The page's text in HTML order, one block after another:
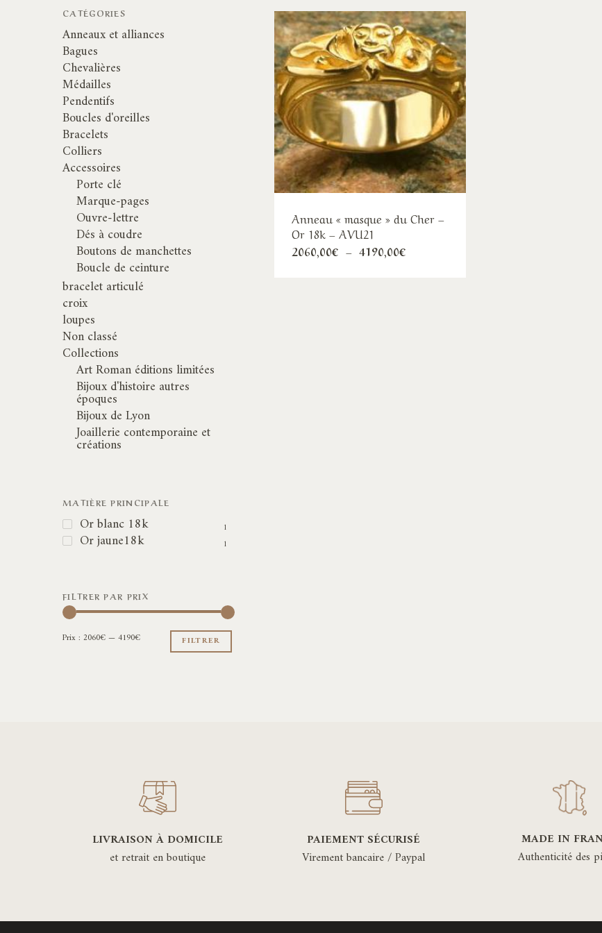
CATÉGORIES
Anneaux et alliances
Bagues
Chevalières
Médailles
Pendentifs
Boucles d'oreilles
Bracelets
Colliers
Accessoires
Porte clé
Marque-pages
Ouvre-lettre
Dés à coudre
Boutons de manchettes
Boucle de ceinture
bracelet articulé
croix
loupes
Non classé
Collections
Art Roman éditions limitées
Bijoux d'histoire autres
époques
Bijoux de Lyon
Joaillerie contemporaine et
créations
MATIÈRE PRINCIPALE
Or blanc 18k 1
Or jaune18k 1
FILTRER PAR PRIX
Prix
Prix
FILTRER
Prix : 2060€—4190€
Anneau « masque » du Cher –
Or 18k – AVU21
2060,00€ – 4190,00€Ce
LIVRAISON À DOMICILE
et retrait en boutique
PAIEMENT SÉCURISÉ
Virement bancaire / Paypal
MADE IN
Authenticité des